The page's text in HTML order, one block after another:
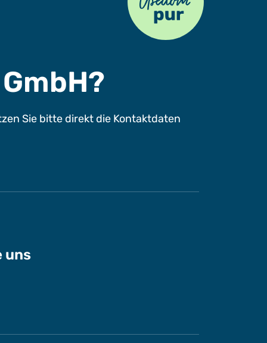
Sie bitte direkt die Kontaktdaten
uns